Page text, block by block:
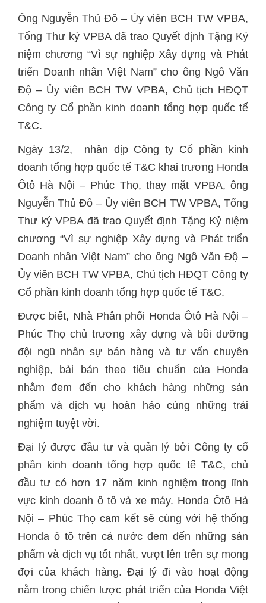
Ông Nguyễn Thủ Đô – Ủy viên BCH TW VPBA,
Tổng Thư ký VPBA đã trao Quyết định Tặng Kỷ
niệm chương “Vì sự nghiệp Xây dựng và Phát
triển Doanh nhân Việt Nam” cho ông Ngô Văn
Độ – Ủy viên BCH TW VPBA, Chủ tịch HĐQT
Công ty Cổ phần kinh doanh tổng hợp quốc tế
T&C.
Ngày 13/2, nhân dịp Công ty Cổ phần kinh
doanh tổng hợp quốc tế T&C khai trương Honda
Ôtô Hà Nội – Phúc Thọ, thay mặt VPBA, ông
Nguyễn Thủ Đô – Ủy viên BCH TW VPBA, Tổng
Thư ký VPBA đã trao Quyết định Tặng Kỷ niệm
chương “Vì sự nghiệp Xây dựng và Phát triển
Doanh nhân Việt Nam” cho ông Ngô Văn Độ –
Ủy viên BCH TW VPBA, Chủ tịch HĐQT Công ty
Cổ phần kinh doanh tổng hợp quốc tế T&C.
Được biết, Nhà Phân phối Honda Ôtô Hà Nội –
Phúc Thọ chủ trương xây dựng và bồi dưỡng
đội ngũ nhân sự bán hàng và tư vấn chuyên
nghiệp, bài bản theo tiêu chuẩn của Honda
nhằm đem đến cho khách hàng những sản
phẩm và dịch vụ hoàn hảo cùng những trải
nghiệm tuyệt vời.
Đại lý được đầu tư và quản lý bởi Công ty cổ
phần kinh doanh tổng hợp quốc tế T&C, chủ
đầu tư có hơn 17 năm kinh nghiệm trong lĩnh
vực kinh doanh ô tô và xe máy. Honda Ôtô Hà
Nội – Phúc Thọ cam kết sẽ cùng với hệ thống
Honda ô tô trên cả nước đem đến những sản
phẩm và dịch vụ tốt nhất, vượt lên trên sự mong
đợi của khách hàng. Đại lý đi vào hoạt động
nằm trong chiến lược phát triển của Honda Việt